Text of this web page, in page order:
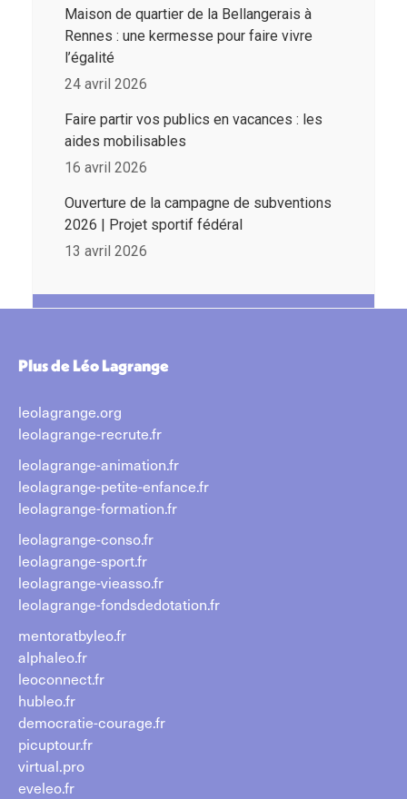
Maison de quartier de la Bellangerais à
Rennes : une kermesse pour faire vivre
l’égalité
24 avril 2026
Faire partir vos publics en vacances : les
aides mobilisables
16 avril 2026
Ouverture de la campagne de subventions
2026 | Projet sportif fédéral
13 avril 2026
Plus de Léo Lagrange
leolagrange.org
leolagrange-recrute.fr
leolagrange-animation.fr
leolagrange-petite-enfance.fr
leolagrange-formation.fr
leolagrange-conso.fr
leolagrange-sport.fr
leolagrange-vieasso.fr
leolagrange-fondsdedotation.fr
mentoratbyleo.fr
alphaleo.fr
leoconnect.fr
hubleo.fr
democratie-courage.fr
picuptour.fr
virtual.pro
eveleo.fr